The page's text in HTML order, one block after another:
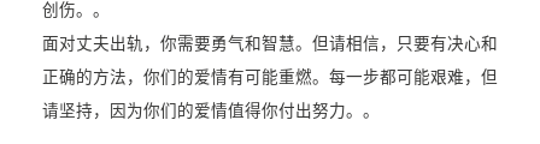
创伤。。
面对丈夫出轨，你需要勇气和智慧。但请相信，只要有决心和
正确的方法，你们的爱情有可能重燃。每一步都可能艰难，但
请坚持，因为你们的爱情值得你付出努力。。